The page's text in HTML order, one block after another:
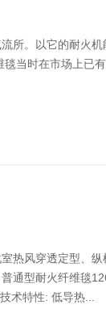
所。以它的耐火
当时在市场上已
热风穿透定型、
普通型耐火纤维
特性: 低导热...